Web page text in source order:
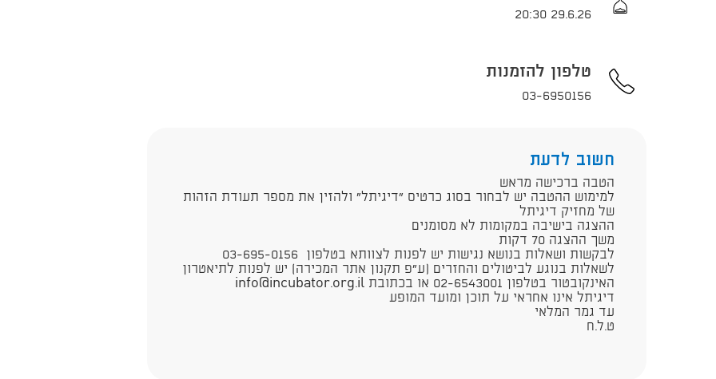
29.6.26 20:30
טלפון להזמנות
03-6950156
חשוב לדעת
הטבה ברכישה מראש
למימוש ההטבה יש לבחור בסוג כרטיס "דיגיתל" ולהזין את מספר תעודת הזהות
של מחזיק דיגיתל
ההצגה בישיבה במקומות לא מסומנים
משך ההצגה 70 דקות
לבקשות ושאלות בנושא נגישות יש לפנות לצוותא בטלפון 03-695-0156
​לשאלות בנוגע לביטולים והחזרים (ע"פ תקנון אתר המכירה) יש לפנות לתיאטרון
האינקובטור בטלפון 02-6543001 או בכתובת info@incubator.org.il​
​דיגיתל אי​נו אחראי על תוכן ומועד המופע​​​​​
עד גמר המלאי
ט.ל.ח​​​